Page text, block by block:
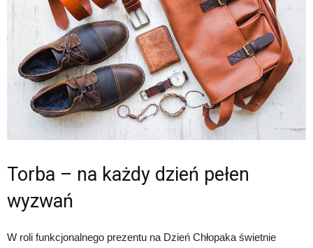
Torba – na każdy dzień pełen
wyzwań
W roli funkcjonalnego prezentu na Dzień Chłopaka świetnie